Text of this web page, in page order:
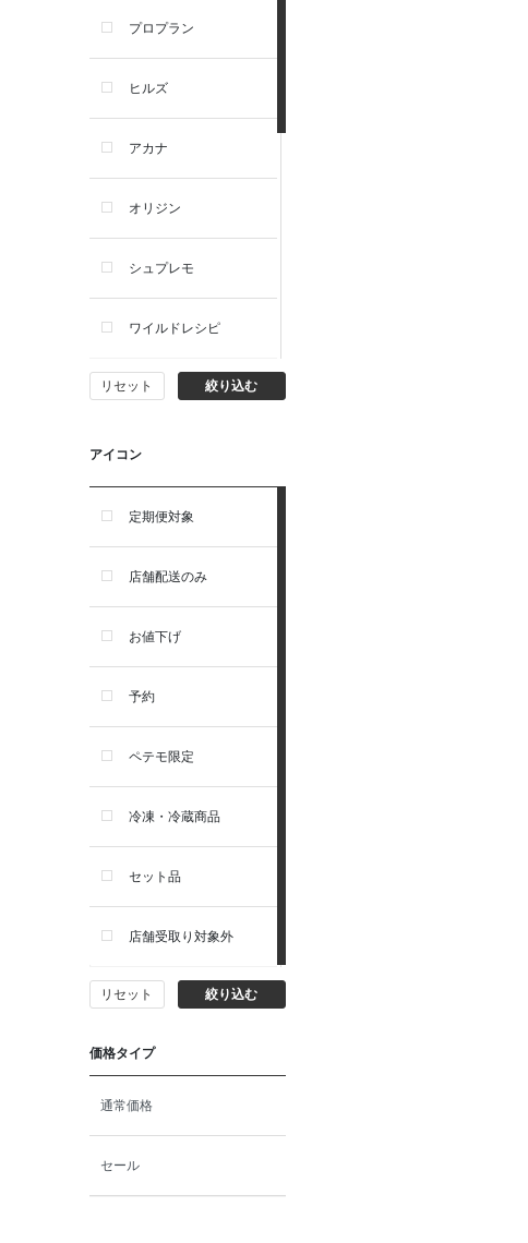
イ・ウェット）
犬ドライフード
犬ウェットフード
犬おやつ
犬サプリ・ミルク・栄養補給
品
首輪・ハーネス(胴輪)・リー
猫ドライフード
猫ウェットフード
プロプラン
ヒルズ
アカナ
オリジン
シュプレモ
ワイルドレシピ
ナチュラルチョイス
ウェルネス
アーテミス
セレクトバランス
リガロ
ソルビダ
フィジカライフ
リセット 絞り込む
アイコン
定期便対象
店舗配送のみ
お値下げ
予約
ペテモ限定
冷凍・冷蔵商品
セット品
店舗受取り対象外
リセット 絞り込む
価格タイプ
通常価格
セール